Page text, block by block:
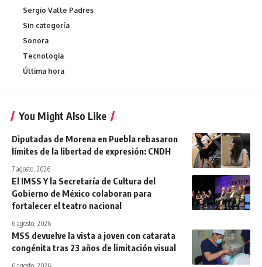
Sergio Valle Padres
Sin categoría
Sonora
Tecnologia
Última hora
You Might Also Like
Diputadas de Morena en Puebla rebasaron
límites de la libertad de expresión: CNDH
7 agosto, 2026
El IMSS Y la Secretaría de Cultura del
Gobierno de México colaboran para
fortalecer el teatro nacional
6 agosto, 2026
MSS devuelve la vista a joven con catarata
congénita tras 23 años de limitación visual